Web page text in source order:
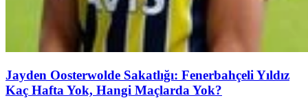
Jayden Oosterwolde Sakatlığı: Fenerbahçeli Yıldız
Kaç Hafta Yok, Hangi Maçlarda Yok?